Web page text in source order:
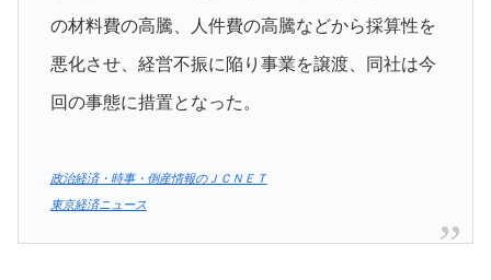
の材料費の高騰、人件費の高騰などから採算性を
悪化させ、経営不振に陥り事業を譲渡、同社は今
回の事態に措置となった。
政治経済・時事・倒産情報のＪＣＮＥＴ
東京経済ニュース